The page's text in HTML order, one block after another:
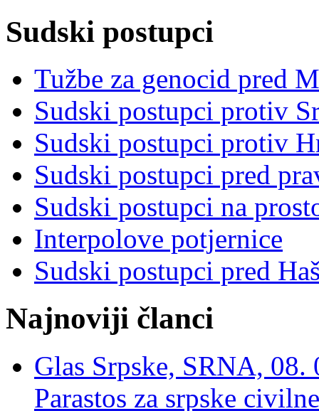
Sudski postupci
Tužbe za genocid pred
Sudski postupci protiv
Sudski postupci protiv
Sudski postupci pred
Sudski postupci na
Interpolove potjernice
Sudski postupci pred
Najnoviji članci
Glas Srpske, SRNA,
Parastos za srpske